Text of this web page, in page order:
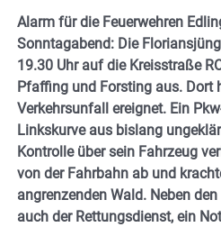
Alarm für die Feuerwehren
Sonntagabend: Die
19.30 Uhr auf die Kreisstraße
Pfaffing und Forsting aus. Dort
Verkehrsunfall ereignet. Ein
Linkskurve aus bislang
Kontrolle über sein Fahrzeug
von der Fahrbahn ab und
angrenzenden Wald. Neben
auch der Rettungsdienst, ein